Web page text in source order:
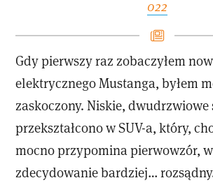
022
Gdy pierwszy raz zobaczyłem
elektrycznego Mustanga, byłem
zaskoczony. Niskie,
przekształcono w SUV-a, który,
mocno przypomina pierwowzór,
zdecydowanie bardziej…